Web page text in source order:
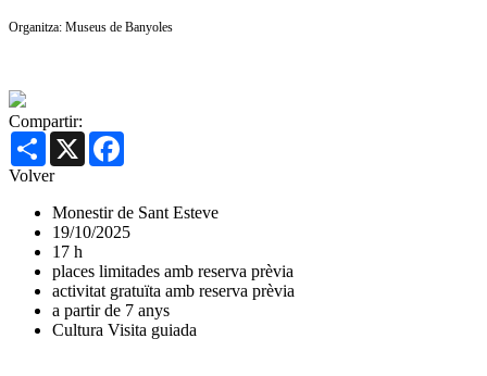
Organitza: Museus de Banyoles
Compartir:
Share X
Volver
Monestir de Sant Esteve
19/10/2025
17 h
places limitades amb reserva prèvia
activitat gratuïta amb reserva prèvia
a partir de 7 anys
Cultura Visita guiada